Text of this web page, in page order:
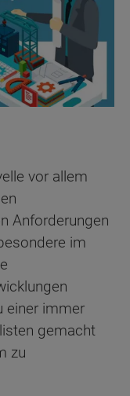
vor allem
Anforderungen
im
einer immer
gemacht
zu